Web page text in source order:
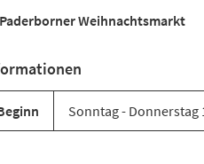
Paderborner Weihnachtsmarkt
Sonntag - Donnerstag